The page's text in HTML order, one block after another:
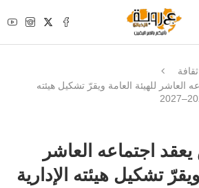
ثقافة
العاشر للهيئة العامة ويقرّ تشكيل هيئته
اجتماعه العاشر
تشكيل هيئته الإدارية